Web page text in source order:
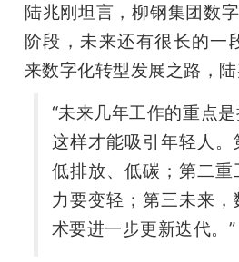
陆兆刚坦言，柳钢集团数
阶段，未来还有很长的一
来数字化转型发展之路，陆
“未来几年工作的重点
这样才能吸引年轻人。
低排放、低碳；第二
力要变轻；第三未来
术要进一步更新迭代。”